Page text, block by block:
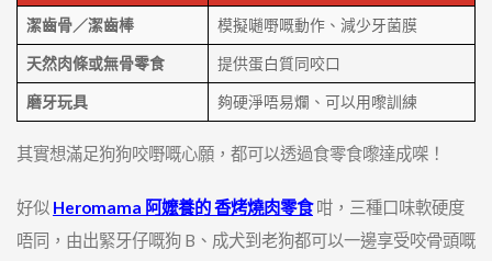
潔齒骨／潔齒棒
模擬𡁻嘢嘅動作、減少牙菌膜
天然肉條或無骨零食 提供蛋白質同咬口
磨牙玩具 夠硬淨唔易爛、可以用嚟訓練
其實想滿足狗狗咬嘢嘅心願，都可以透過食零食嚟達成㗎！
好似 Heromama 阿嬤養的 香烤燒肉零食咁，三種口味軟硬度
唔同，由出緊牙仔嘅狗 B、成犬到老狗都可以一邊享受咬骨頭嘅